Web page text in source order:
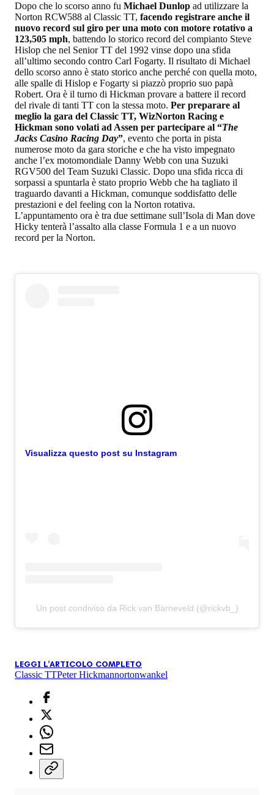
Dopo che lo scorso anno fu Michael Dunlop ad utilizzare la
Norton RCW588 al Classic TT, facendo registrare anche il
nuovo record sul giro per una moto con motore rotativo a
123,505 mph, battendo lo storico record del compianto Steve
Hislop che nel Senior TT del 1992 vinse dopo una sfida
all’ultimo secondo contro Carl Fogarty. Il risultato di Michael
dello scorso anno è stato storico anche perché con quella moto,
alle spalle di Hislop e Fogarty si piazzò proprio suo papà
Robert. Ora è il turno di Hickman provare a battere il record
del rivale di tanti TT con la stessa moto. Per preparare al
meglio la gara del Classic TT, WizNorton Racing e
Hickman sono volati ad Assen per partecipare al “The
Jacks Casino Racing Day”, evento che porta in pista
numerose moto da gara storiche e che ha visto impegnato
anche l’ex motomondiale Danny Webb con una Suzuki
RGV500 del Team Suzuki Classic. Dopo una sfida ricca di
sorpassi a spuntarla è stato proprio Webb che ha tagliato il
traguardo davanti a Hickman, comunque soddisfatto delle
prestazioni e del feeling con la Norton rotativa.
L’appuntamento ora è tra due settimane sull’Isola di Man dove
Hicky tenterà l’assalto alla classe Formula 1 e a un nuovo
record per la Norton.
Visualizza questo post su Instagram
Un post condiviso da Rick van Barneveld (@rickvb_)
LEGGI L'ARTICOLO COMPLETO
Classic TTPeter Hickmannortonwankel